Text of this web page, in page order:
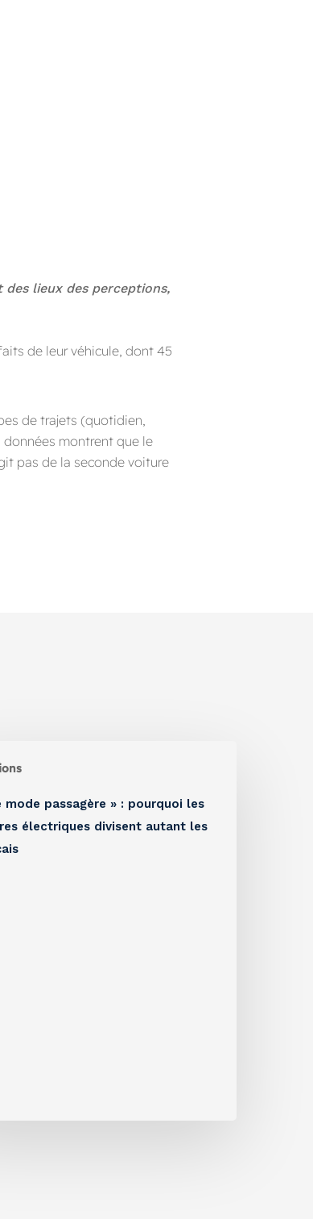
lieux des perceptions,
de leur véhicule, dont 45
de trajets (quotidien,
données montrent que le
pas de la seconde voiture
mode passagère » : pourquoi les
électriques divisent autant les